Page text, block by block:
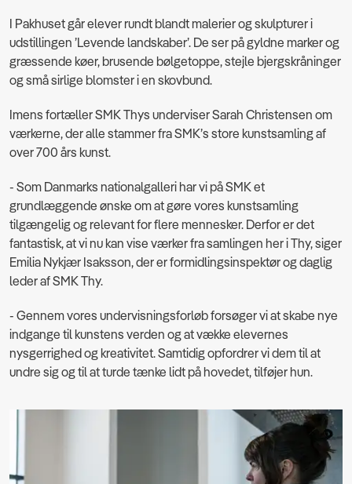
I Pakhuset går elever rundt blandt malerier og skulpturer i
udstillingen ’Levende landskaber’. De ser på gyldne marker og
græssende køer, brusende bølgetoppe, stejle bjergskråninger
og små sirlige blomster i en skovbund.
Imens fortæller SMK Thys underviser Sarah Christensen om
værkerne, der alle stammer fra SMK’s store kunstsamling af
over 700 års kunst.
- Som Danmarks nationalgalleri har vi på SMK et
grundlæggende ønske om at gøre vores kunstsamling
tilgængelig og relevant for flere mennesker. Derfor er det
fantastisk, at vi nu kan vise værker fra samlingen her i Thy, siger
Emilia Nykjær Isaksson, der er formidlingsinspektør og daglig
leder af SMK Thy.
- Gennem vores undervisningsforløb forsøger vi at skabe nye
indgange til kunstens verden og at vække elevernes
nysgerrighed og kreativitet. Samtidig opfordrer vi dem tilat
undre sig og til at turde tænke lidt på hovedet, tilføjer hun.